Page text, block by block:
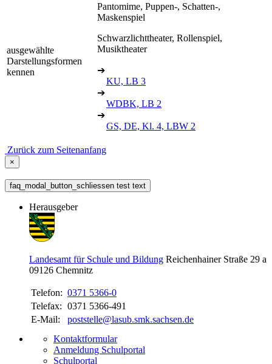
ausgewählte
Darstellungsformen
kennen
Pantomime, Puppen-, Schatten-,
Maskenspiel
Schwarzlichttheater, Rollenspiel,
Musiktheater
➔
KU, LB 3
➔
WDBK, LB 2
➔
GS, DE, Kl. 4, LBW 2
Zurück zum Seitenanfang
×
faq_modal_button_schliessen test text
Herausgeber
Landesamt für Schule und Bildung Reichenhainer Straße 29 a
09126 Chemnitz
Telefon: 0371 5366-0
Telefax: 0371 5366-491
E-Mail:
poststelle@lasub.smk.sachsen.de
Kontaktformular
Anmeldung Schulportal
Schulportal